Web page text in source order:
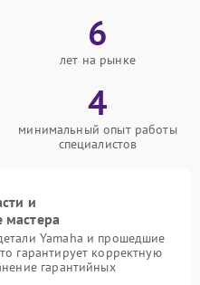
6
лет на рынке
4
минимальный опыт работы
специалистов
и
мастера
Yamaha и прошедшие
гарантирует корректную
гарантийных